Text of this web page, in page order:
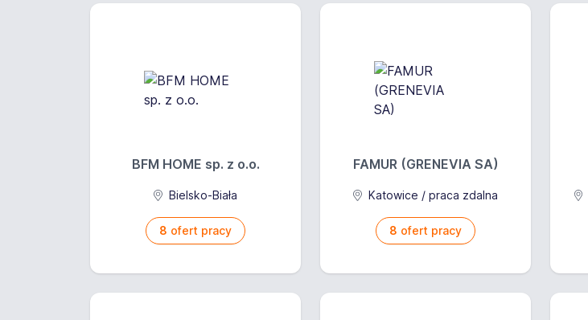
BFM HOME sp. z o.o.
Bielsko-Biała
8 ofert pracy
FAMUR (GRENEVIA SA)
Katowice / praca zdalna
8 ofert pracy